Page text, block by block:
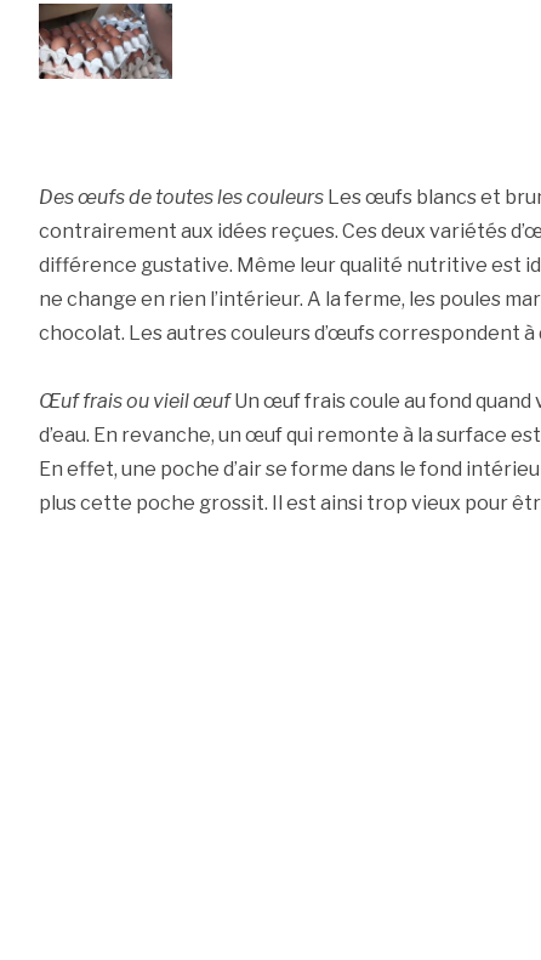
Des œufs de toutes les couleursLes œufs blancs et
contrairement aux idées reçues. Ces deux variétés
différence gustative. Même leur qualité nutritive est
ne change en rien l’intérieur. A la ferme, les poules
chocolat. Les autres couleurs d’œufs correspondent à
Œuf frais ou vieil œufUn œuf frais coule au fond quand
d’eau. En revanche, un œuf qui remonte à la surface
En effet, une poche d’air se forme dans le fond
plus cette poche grossit. Il est ainsi trop vieux pour